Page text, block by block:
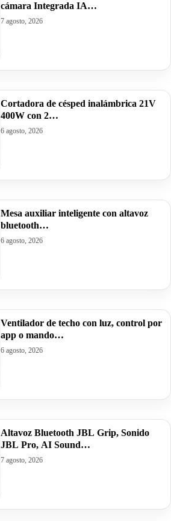
cámara Integrada IA…
7 agosto, 2026
Cortadora de césped inalámbrica 21V
400W con 2…
6 agosto, 2026
Mesa auxiliar inteligente con altavoz
bluetooth…
6 agosto, 2026
Ventilador de techo con luz, control por
app o mando…
6 agosto, 2026
Altavoz Bluetooth JBL Grip, Sonido
JBL Pro, AI Sound…
7 agosto, 2026